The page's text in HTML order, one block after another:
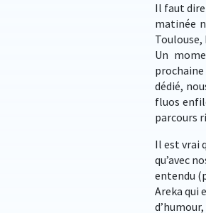
Il faut
matinée
Toulouse,
Un
dédié,
fluos
parcours
Il est vrai
qu’avec
entendu
Areka qui